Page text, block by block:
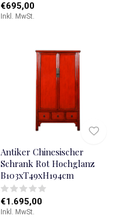
€695,00
Inkl. MwSt.
Antiker Chinesischer
Schrank Rot Hochglanz
B103xT49xH194cm
€1.695,00
Inkl. MwSt.